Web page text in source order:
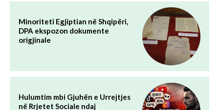
Minoriteti Egjiptian në Shqipëri,
DPA ekspozon dokumente
origjinale
Hulumtim mbi Gjuhën e Urrejtjes
në Rrjetet Sociale ndaj